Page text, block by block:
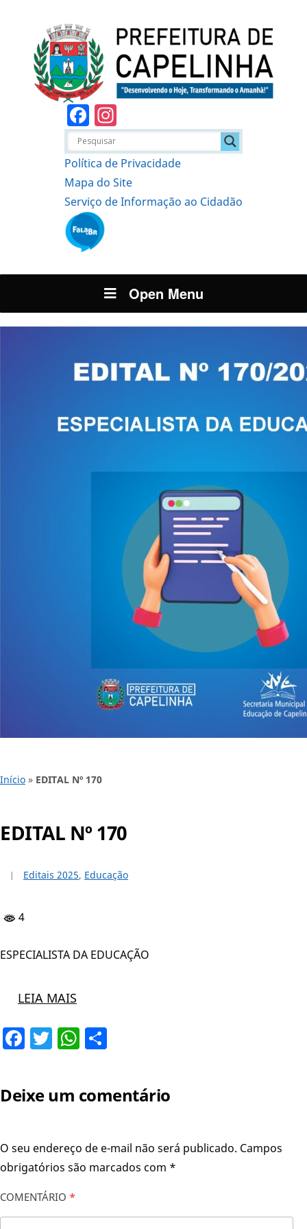
Facebook
Política de Privacidade
Mapa do Site
Serviço de Informação ao Cidadão
Open Menu
Início » EDITAL Nº 170
EDITAL Nº 170
Editais 2025, Educação
4
ESPECIALISTA DA EDUCAÇÃO
LEIA MAIS
Facebook
TwitterWhatsApp
Deixe um comentário
O seu endereço de e-mail não será publicado. Campos
obrigatórios são marcados com *
COMENTÁRIO *